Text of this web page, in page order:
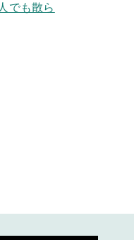
でも散ら